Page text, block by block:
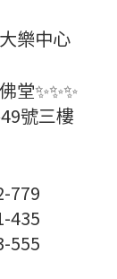
樂中心
堂✨️✨️✨️
號三樓
779
435
555